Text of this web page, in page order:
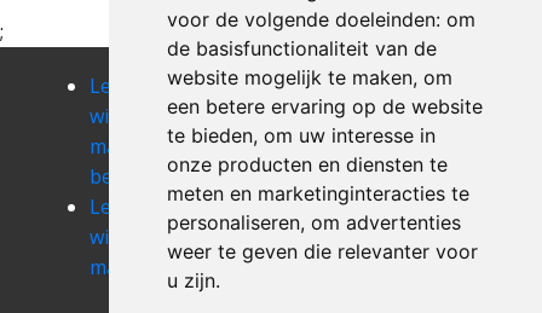
voor de volgende doeleinden: om
de basisfunctionaliteit van de
website mogelijk te maken, om
een betere ervaring op de website
te bieden, om uw interesse in
onze producten en diensten te
meten en marketinginteracties te
personaliseren, om advertenties
weer te geven die relevanter voor
u zijn.
;
Leegmaken
winkel of
magazij
bekkerzeel
Leegmaken
winkel of
magazij
bekkevoort
Leegmaken
winkel of
magazij
bellingen
Leegmaken
winkel of
magazij berg
Leegmaken
winkel of
magazij
Leegmaken
winkel of
magazij